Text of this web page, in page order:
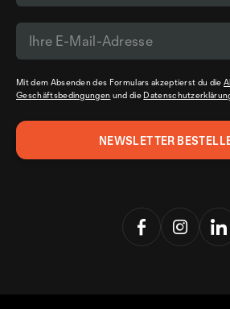
Mit dem Absenden des Formulars akzeptierst du die
Geschäftsbedingungen und die